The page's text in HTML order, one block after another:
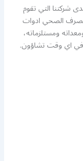
شركتنا التي تقوم
الصحي ادوات
ومستلزماته،
اي وقت تشاؤون.